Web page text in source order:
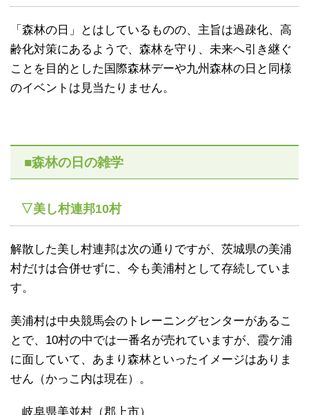
「森林の日」とはしているものの、主旨は過疎化、高
齢化対策にあるようで、森林を守り、未来へ引き継ぐ
ことを目的とした国際森林デーや九州森林の日と同様
のイベントは見当たりません。
■森林の日の雑学
▽美し村連邦10村
解散した美し村連邦は次の通りですが、茨城県の美浦
村だけは合併せずに、今も美浦村として存続していま
す。
美浦村は中央競馬会のトレーニングセンターがあるこ
とで、10村の中では一番名が売れていますが、霞ケ浦
に面していて、あまり森林といったイメージはありま
せん（かっこ内は現在）。
岐阜県美並村（郡上市）